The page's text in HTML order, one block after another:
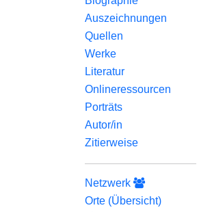
Auszeichnungen
Quellen
Werke
Literatur
Onlineressourcen
Porträts
Autor/in
Zitierweise
Netzwerk
Orte (Übersicht)